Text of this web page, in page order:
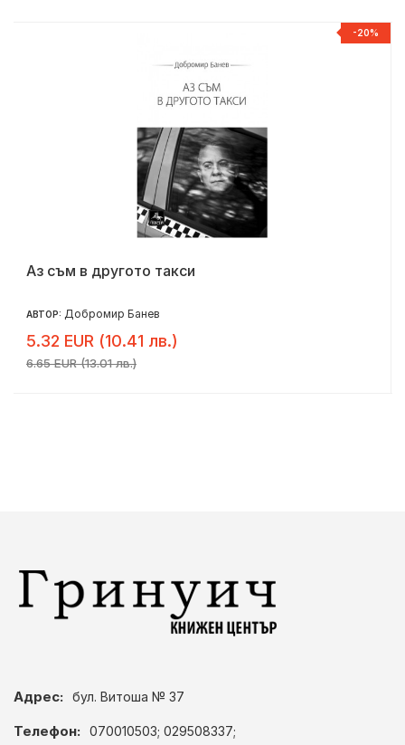
-20%
Аз съм в другото такси
АВТОР: Добромир Банев
5.32 EUR (10.41 лв.)
6.65 EUR (13.01 лв.)
Адрес: бул. Витоша № 37
Телефон: 070010503; 029508337;